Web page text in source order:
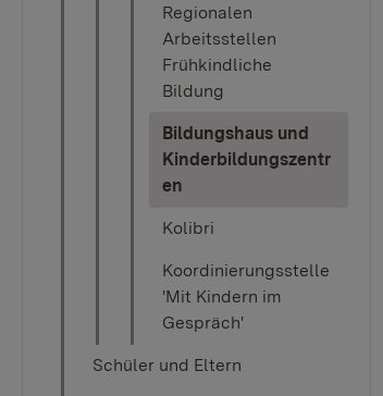
Regionalen
Arbeitsstellen
Frühkindliche
Bildung
Bildungshaus und
Kinderbildungszentr
en
Kolibri
Koordinierungsstelle
'Mit Kindern im
Gespräch'
Schüler und Eltern